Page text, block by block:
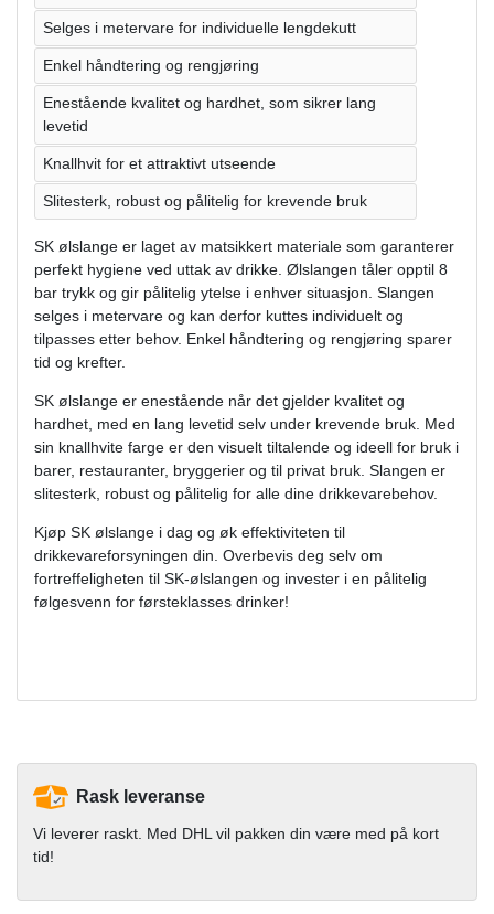
Selges i metervare for individuelle lengdekutt
Enkel håndtering og rengjøring
Enestående kvalitet og hardhet, som sikrer lang
levetid
Knallhvit for et attraktivt utseende
Slitesterk, robust og pålitelig for krevende bruk
SK ølslange er laget av matsikkert materiale som garanterer
perfekt hygiene ved uttak av drikke. Ølslangen tåler opptil 8
bar trykk og gir pålitelig ytelse i enhver situasjon. Slangen
selges i metervare og kan derfor kuttes individuelt og
tilpasses etter behov. Enkel håndtering og rengjøring sparer
tid og krefter.
SK ølslange er enestående når det gjelder kvalitet og
hardhet, med en lang levetid selv under krevende bruk. Med
sin knallhvite farge er den visuelt tiltalende og ideell for bruk i
barer, restauranter, bryggerier og til privat bruk. Slangen er
slitesterk, robust og pålitelig for alle dine drikkevarebehov.
Kjøp SK ølslange i dag og øk effektiviteten til
drikkevareforsyningen din. Overbevis deg selv om
fortreffeligheten til SK-ølslangen og invester i en pålitelig
følgesvenn for førsteklasses drinker!
Rask leveranse
Vi leverer raskt. Med DHL vil pakken din være med på kort
tid!